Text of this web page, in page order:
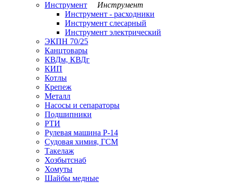
Инструмент
Инструмент
Инструмент - расходники
Инструмент слесарный
Инструмент электрический
ЭКПН 70/25
Канцтовары
КВДм, КВДг
КИП
Котлы
Крепеж
Металл
Насосы и сепараторы
Подшипники
РТИ
Рулевая машина Р-14
Судовая химия, ГСМ
Такелаж
Хозбытснаб
Хомуты
Шайбы медные